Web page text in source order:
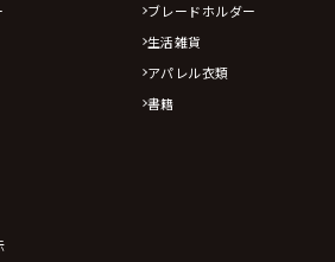
ブレードホルダー
生活雑貨
アパレル衣類
書籍